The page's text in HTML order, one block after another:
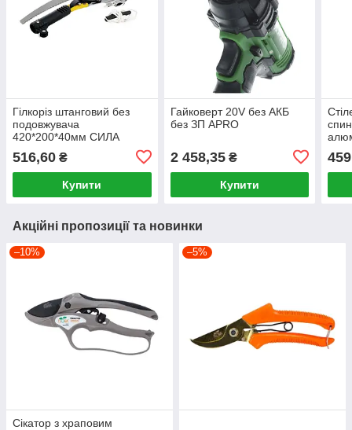
Гілкоріз штанговий без
подовжувача
420*200*40мм СИЛА
516,60 ₴
Купити
Гайковерт 20V без АКБ
без ЗП APRO
2 458,35₴
Купити
Акційні пропозиції та новинки
–10%
Сікатор з храповим
–5%